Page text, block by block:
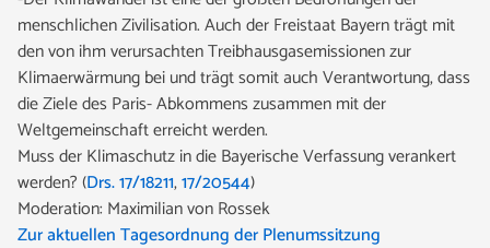
menschlichen Zivilisation. Auch der Freistaat Bayern trägt mit
den von ihm verursachten Treibhausgasemissionen zur
Klimaerwärmung bei und trägt somit auch Verantwortung, dass
die Ziele des Paris- Abkommens zusammen mit der
Weltgemeinschaft erreicht werden.
Muss der Klimaschutz in die Bayerische Verfassung verankert
werden? (Drs. 17/18211,17/20544)
Moderation: Maximilian von Rossek
Zur aktuellen Tagesordnung der Plenumssitzung